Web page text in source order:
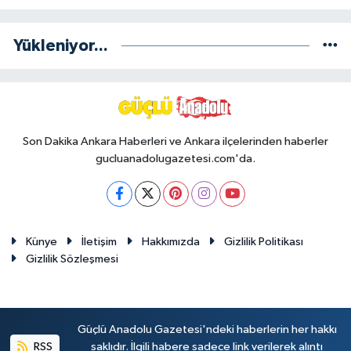
Yükleniyor...
Son Dakika Ankara Haberleri ve Ankara ilçelerinden haberler
gucluanadolugazetesi.com'da.
Künye İletişim Hakkımızda
Gizlilik Politikası
Gizlilik Sözleşmesi
RSS
Güçlü Anadolu Gazetesi'ndeki haberlerin her hakkı
saklıdır. İlgili habere sadece link verilerek alıntı